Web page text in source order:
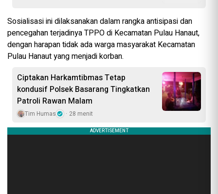
Sosialisasi ini dilaksanakan dalam rangka antisipasi dan
pencegahan terjadinya TPPO di Kecamatan Pulau Hanaut,
dengan harapan tidak ada warga masyarakat Kecamatan
Pulau Hanaut yang menjadi korban.
Ciptakan Harkamtibmas Tetap
kondusif Polsek Basarang Tingkatkan
Patroli Rawan Malam
Tim Humas 28 menit